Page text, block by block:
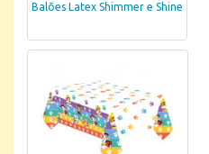
Balões Latex Shimmer e Shine